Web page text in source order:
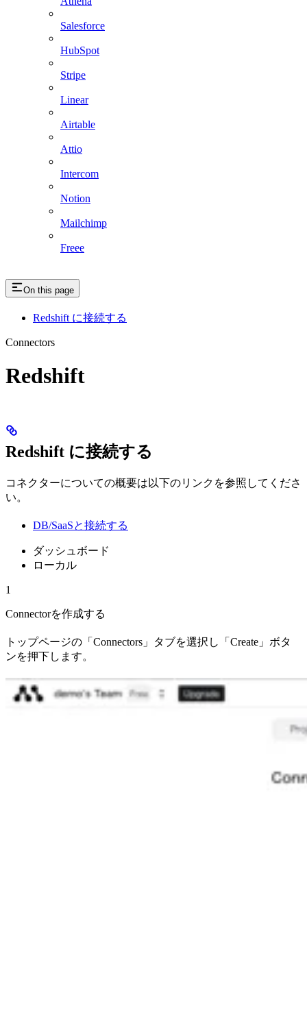
Salesforce
HubSpot
Stripe
Linear
Airtable
Attio
Intercom
Notion
Mailchimp
Freee
On this page
Redshift に接続する
Connectors
Redshift
Redshift に接続する
コネクターについての概要は以下のリンクを参照してくださ
い。
DB/SaaSと接続する
ダッシュボード
ローカル
1
Connectorを作成する
トップページの「Connectors」タブを選択し「Create」ボタ
ンを押下します。